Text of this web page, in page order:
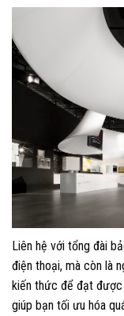
Liên hệ với tổng đài
điện thoại, mà còn là
kiến thức để đạt được
giúp bạn tối ưu hóa